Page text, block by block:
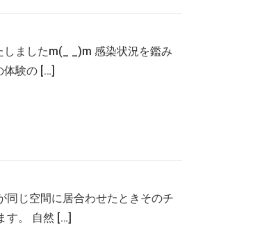
ましたm(_ _)m 感染状況を鑑み
体験の […]
同じ空間に居合わせたときそのチ
す。 自然 […]